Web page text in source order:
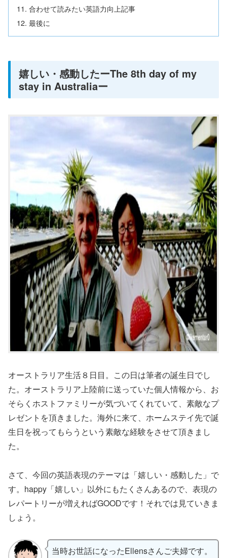
合わせて読みたい英語力向上記事
最後に
嬉しい・感動したーThe 8th day of my
stay in Australiaー
オーストラリア生活８日目。この日は筆者の誕生日でし
た。オーストラリア上陸前に送っていた個人情報から、お
そらくホストファミリーが気づいてくれていて、素敵なプ
レゼントを頂きました。海外に来て、ホームステイ先で誕
生日を祝ってもらうという素敵な経験をさせて頂きまし
た。
さて、今回の英語表現のテーマは「嬉しい・感動した」で
す。happy「嬉しい」以外にもたくさんあるので、表現の
レパートリーが増えればGOODです！それでは見ていきま
しょう。
当時お世話になったEllensさんご夫婦です。